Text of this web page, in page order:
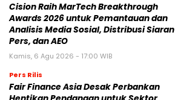
Cision Raih MarTech Breakthrough
Awards 2026 untuk Pemantauan dan
Analisis Media Sosial, Distribusi Siaran
Pers, dan AEO
Kamis, 6 Agu 2026 - 17:00 WIB
Pers Rilis
Fair Finance Asia Desak Perbankan